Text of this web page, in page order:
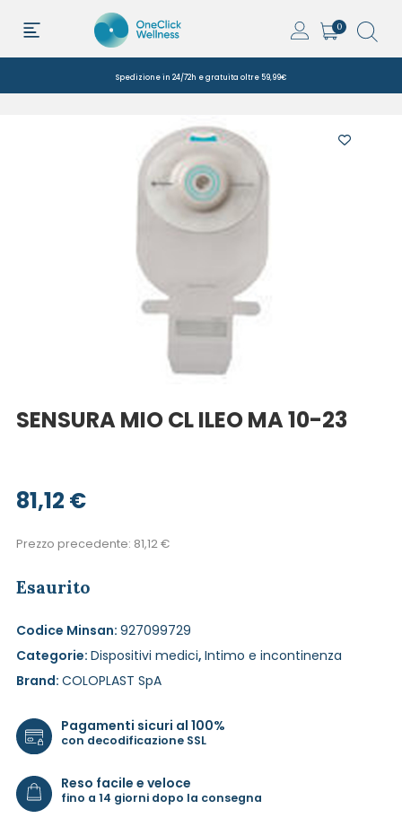
0
Spedizione in 24/72h e gratuita oltre 59,99€
SENSURA MIO CL ILEO MA 10-23
81,12 €
Prezzo precedente: 81,12€
Esaurito
Codice Minsan: 927099729
Categorie: Dispositivi medici, Intimo e incontinenza
Brand: COLOPLAST SpA
Pagamenti sicuri al 100%
con decodificazione SSL
Reso facile e veloce
fino a 14 giorni dopo la consegna